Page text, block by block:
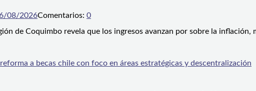
08/2026Comentarios: 0
de Coquimbo revela que los ingresos avanzan por sobre la inflación,